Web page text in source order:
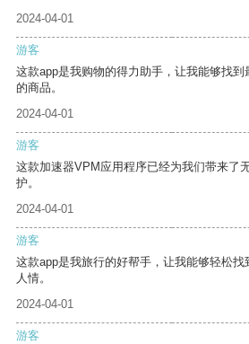
2024-04-01
游客
这款app是我购物的得力助手，让我能够找
的商品。
2024-04-01
游客
这款加速器VPM应用程序已经为我们带来了
护。
2024-04-01
游客
这款app是我旅行的好帮手，让我能够轻松
人情。
2024-04-01
游客